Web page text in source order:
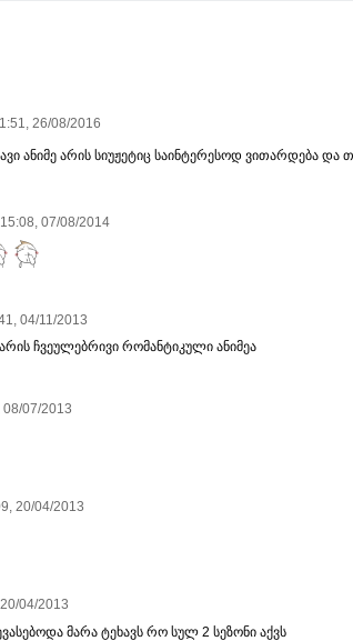
26/08/2016
ანიმე არის სიუჟეტიც საინტერესოდ ვითარდება და
15:08, 07/08/2014
04/11/2013
ჩვეულებრივი რომანტიკული ანიმეა
08/07/2013
20/04/2013
04/2013
მარა ტეხავს რო სულ 2 სეზონი აქვს